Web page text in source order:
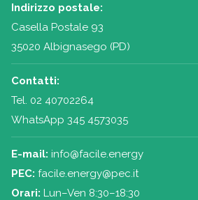
Indirizzo postale:
Casella Postale 93
35020 Albignasego (PD)
Contatti:
Tel. 02 40702264
WhatsApp 345 4573035
E-mail: info@facile.energy
PEC: facile.energy@pec.it
Orari: Lun–Ven 8:30–18:30